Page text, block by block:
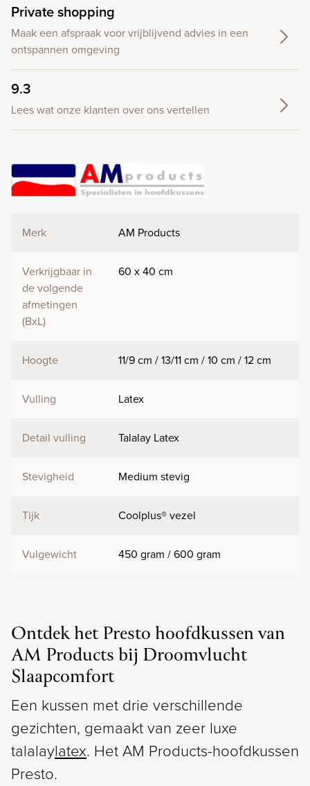
Private shopping
Maak een afspraak voor vrijblijvend advies in een
ontspannen omgeving
9.3
Lees wat onze klanten over ons vertellen
Merk AM Products
Verkrijgbaar in
de volgende
afmetingen
(BxL)
60 x 40 cm
Hoogte 11/9 cm / 13/11 cm / 10 cm / 12 cm
Vulling Latex
Detail vulling Talalay Latex
Stevigheid Medium stevig
Tijk Coolplus® vezel
Vulgewicht 450 gram / 600 gram
Ontdek het Presto hoofdkussen van
AM Products bij Droomvlucht
Slaapcomfort
Een kussen met drie verschillende
gezichten, gemaakt van zeer luxe
talalaylatex. Het AM Products-hoofdkussen
Presto.